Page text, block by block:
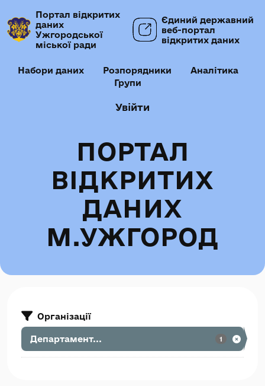
Портал відкритих
даних
Ужгородської
міської ради
Єдиний державний
веб-портал
відкритих даних
Набори даних Розпорядники
Аналітика
Групи
Увійти
ПОРТАЛ
ВІДКРИТИХ
ДАНИХ
М.УЖГОРОД
Організації
Департамент... 1